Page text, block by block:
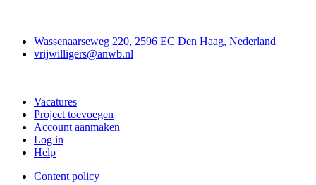
Wassenaarseweg 220, 2596 EC Den Haag, Nederland
vrijwilligers@anwb.nl
Vacatures
Project toevoegen
Account aanmaken
Log in
Help
Content policy